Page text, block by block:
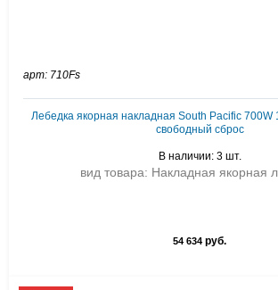
арт: 710Fs
Лебедка якорная накладная South Pacific
свободный сброс
В наличии: 3 шт.
вид товара: Накладная якорная
54 634 руб.